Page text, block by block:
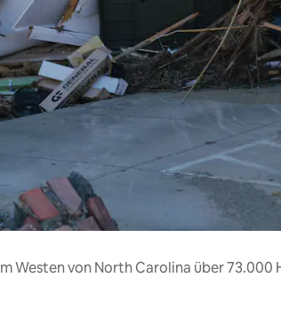
Westen von North Carolina über 73.000